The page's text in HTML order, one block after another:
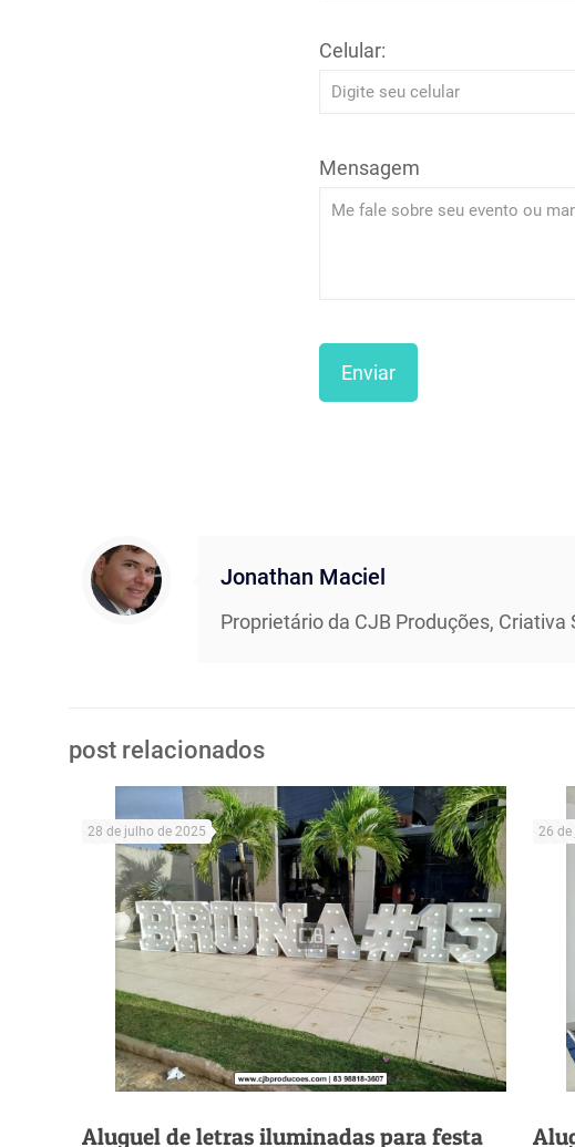
Celular:
Mensagem
Jonathan Maciel
Proprietário da CJB Produções,
post relacionados
28 de julho de 2025
Aluguel de letras iluminadas para festa
26